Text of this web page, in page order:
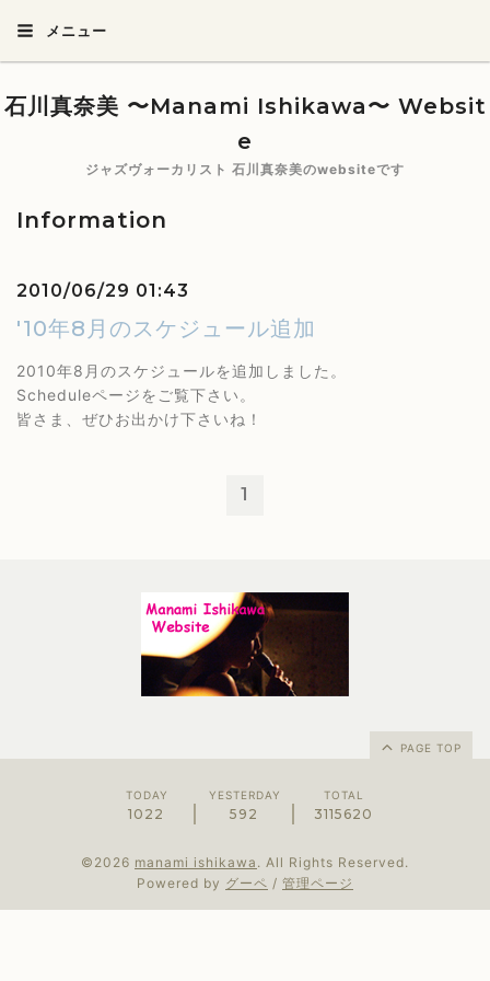
メニュー
石川真奈美 〜Manami Ishikawa〜 Websit
e
ジャズヴォーカリスト 石川真奈美のwebsiteです
Information
2010/06/29 01:43
'10年8月のスケジュール追加
2010年8月のスケジュールを追加しました。
Scheduleページをご覧下さい。
皆さま、ぜひお出かけ下さいね！
1
PAGE TOP
TODAY
1022
YESTERDAY
592
TOTAL
3115620
©2026 manami ishikawa . All Rights Reserved.
Powered by グーペ / 管理ページ